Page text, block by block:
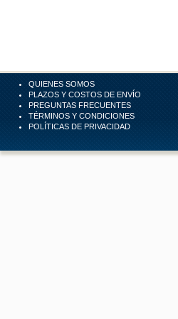
QUIENES SOMOS
PLAZOS Y COSTOS DE ENVÍO
PREGUNTAS FRECUENTES
TÉRMINOS Y CONDICIONES
POLÍTICAS DE PRIVACIDAD